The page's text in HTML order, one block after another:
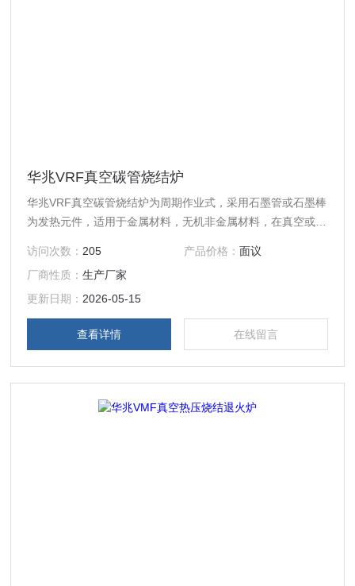
华兆VRF真空碳管烧结炉
华兆VRF真空碳管烧结炉为周期作业式，采用石墨管或石墨棒
为发热元件，适用于金属材料，无机非金属材料，在真空或保
访问次数： 205 产品价格： 面议
厂商性质：生产厂家
更新日期： 2026-05-15
查看详情 在线留言